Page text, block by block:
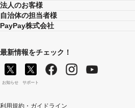
法人のお客様
自治体の担当者様
PayPay株式会社
最新情報をチェック！
お知らせ サポート
利用規約・ガイドライン